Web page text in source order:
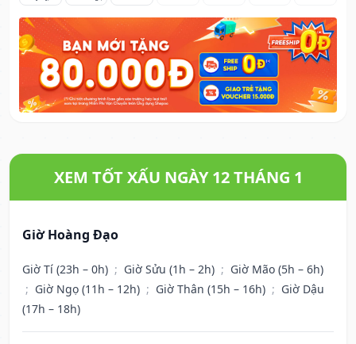
XEM TỐT XẤU NGÀY 12 THÁNG 1
Giờ Hoàng Đạo
Giờ Tí (23h – 0h) ; Giờ Sửu (1h – 2h) ; Giờ Mão (5h – 6h)
; Giờ Ngọ (11h – 12h) ; Giờ Thân (15h – 16h) ; Giờ Dậu
(17h – 18h)